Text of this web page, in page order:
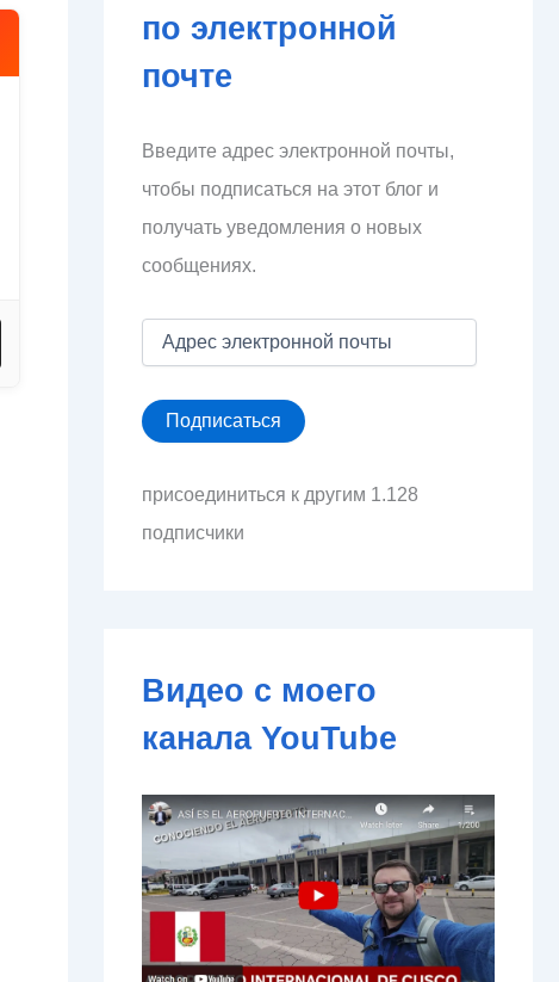
по электронной
почте
Введите адрес электронной почты,
чтобы подписаться на этот блог и
получать уведомления о новых
сообщениях.
е
с
е
т
й
о
ы
Подписаться
присоединиться к другим 1.128
подписчики
Видео с моего
канала YouTube